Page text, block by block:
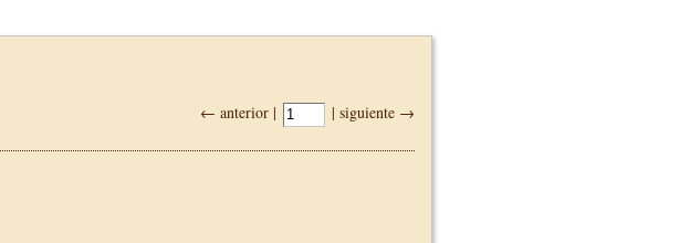
← anterior | | siguiente →